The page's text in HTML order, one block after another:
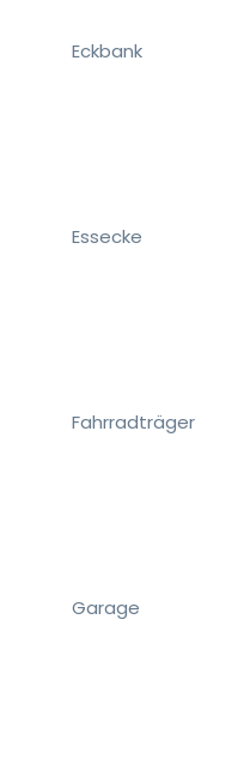
Eckbank
Essecke
Fahrradträger
Garage